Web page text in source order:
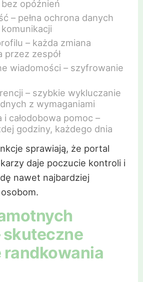
opóźnień
– pełna ochrona danych
– każda zmiana
przez zespół
wiadomości – szyfrowanie
– szybkie wykluczanie
z wymaganiami
i całodobowa pomoc –
godziny, każdego dnia
sprawiają, że portal
daje poczucie kontroli i
nawet najbardziej
skuteczne